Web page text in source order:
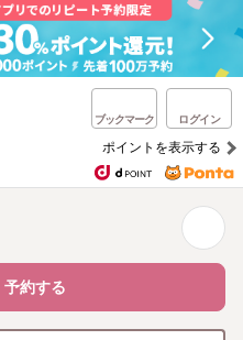
ブックマーク ログイン
ポイントを表示する
予約する